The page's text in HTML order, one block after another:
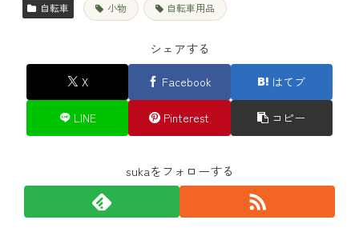
自転車 小物 自転車用品
シェアする
X Facebook はてブ
LINE Pinterest コピー
sukaをフォローする